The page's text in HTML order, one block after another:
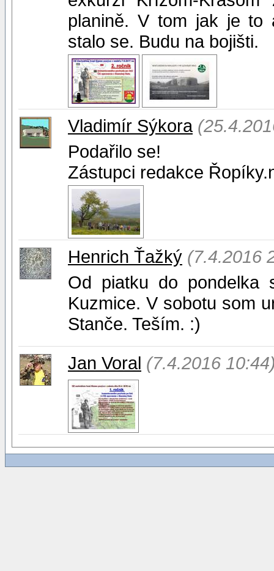
planině. V tom jak je to
stalo se. Budu na bojišti.
Vladimír Sýkora
Podařilo se!
Zástupci redakce
Henrich Ťažký (7.4.2016
Od piatku do pondelka
Kuzmice. V sobotu som
Stanče. Teším. :)
Jan Voral (7.4.2016